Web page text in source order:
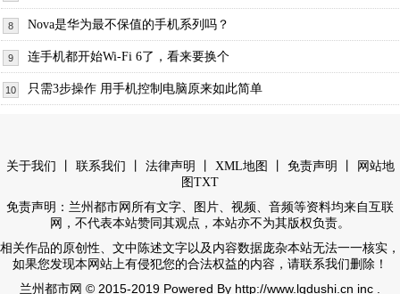
8 Nova是华为最不保值的手机系列吗？
9 连手机都开始Wi-Fi 6了，看来要换个
10 只需3步操作 用手机控制电脑原来如此简单
关于我们 联系我们 法律声明 XML地图 免责声明
网站地
图 TXT
免责声明：兰州都市网所有文字、图片、视频、音频等资料均来自互联
网，不代表本站赞同其观点，本站亦不为其版权负责。
相关作品的原创性、文中陈述文字以及内容数据庞杂本站无法一一核实，
如果您发现本网站上有侵犯您的合法权益的内容，请联系我们删除！
兰州都市网 © 2015-2019 Powered By http://www.lgdushi.cn inc .